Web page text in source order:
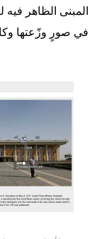
المبنى الظاهر
في صورٍ وزّعتها